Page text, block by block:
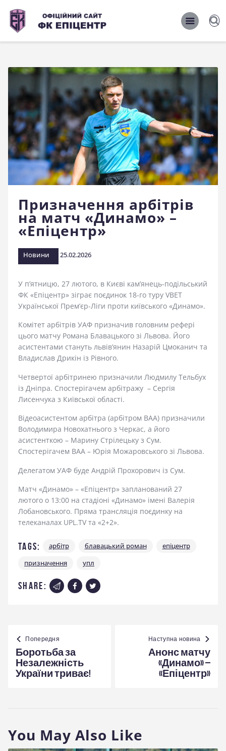
ОФІЦІЙНИЙ САЙТ ФК ЕПІЦЕНТР
ОФІЦІЙНИЙ САЙТ ФК ЕПІЦЕНТР
Головна
Новини
Команда
Матчі 2026/2027
Фото
Історія
Клуб
Фан-шоп
Правила поведінки на
стадіоні
Призначення арбітрів
на матч «Динамо» –
«Епіцентр»
Новини 25.02.2026
У п’ятницю, 27 лютого, в Києві кам’янець-подільський
ФК «Епіцентр» зіграє поєдинок 18-го туру VBET
Української Прем’єр-Ліги проти київського «Динамо».
Комітет арбітрів УАФ призначив головним рефері
цього матчу Романа Блавацького зі Львова. Його
асистентами стануть львів’янин Назарій Цмоканич та
Владислав Дрикін із Рівного.
Четвертої арбітринею призначили Людмилу Тельбух
із Дніпра. Спостерігачем арбітражу – Сергія
Лисенчука з Київської області.
Відеоасистентом арбітра (арбітром ВАА) призначили
Володимира Новохатнього з Черкас, а його
асистенткою – Марину Стрілецьку з Сум.
Спостерігачем ВАА – Юрія Можаровського зі Львова.
Делегатом УАФ буде Андрій Прохорович із Сум.
Матч «Динамо» – «Епіцентр» запланований 27
лютого о 13:00 на стадіоні «Динамо» імені Валерія
Лобановського. Пряма трансляція поєдинку на
телеканалах UPL.TV та «2+2».
Tags: арбітр блавацький роман
епіцентр
призначення
упл
share:
Навігація
записів
Попередня
Боротьба за
Незалежність
України триває!
Наступна новина
Анонс матчу
«Динамо» –
«Епіцентр»
You May Also Like